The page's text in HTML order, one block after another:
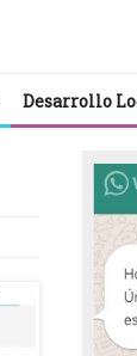
Desarrollo